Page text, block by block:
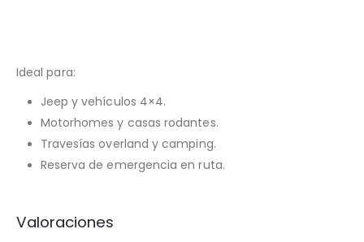
Ideal para:
Jeep y vehículos 4×4.
Motorhomes y casas rodantes.
Travesías overland y camping.
Reserva de emergencia en ruta.
Valoraciones